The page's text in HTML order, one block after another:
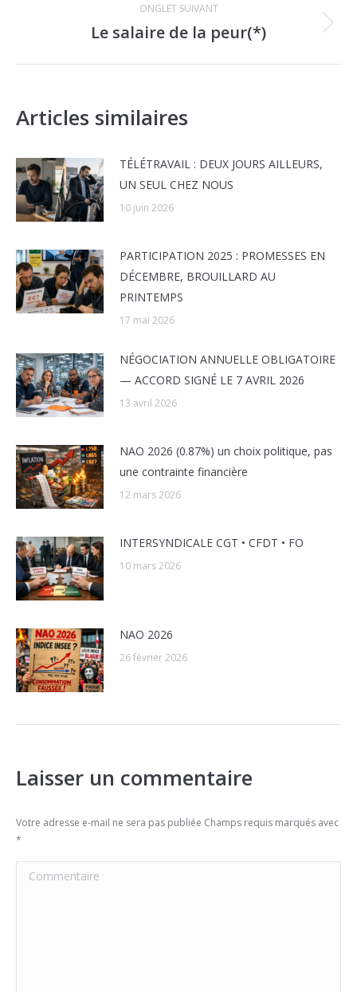
ONGLET SUIVANT
Onglet
Le salaire de la peur(*)
Articles similaires
TÉLÉTRAVAIL : DEUX JOURS AILLEURS,
UN SEUL CHEZ NOUS
10 juin 2026
PARTICIPATION 2025 : PROMESSES EN
DÉCEMBRE, BROUILLARD AU
PRINTEMPS
17 mai 2026
NÉGOCIATION ANNUELLE OBLIGATOIRE
— ACCORD SIGNÉ LE 7 AVRIL 2026
13 avril 2026
NAO 2026 (0.87%) un choix politique, pas
une contrainte financière
12 mars 2026
INTERSYNDICALE CGT • CFDT • FO
10 mars 2026
NAO 2026
26 février 2026
Laisser un commentaire
Votre adresse e-mail ne sera pas publiée Champs requis marqués avec
*
Commentaire